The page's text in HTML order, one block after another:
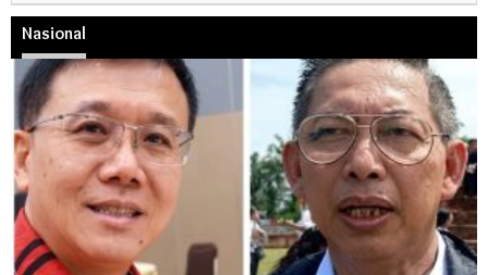
Nasional